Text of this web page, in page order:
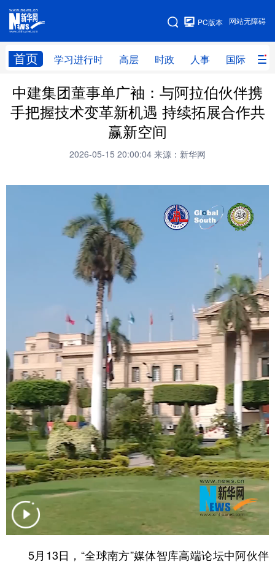
网站无障碍
PC版本
首页 学习进行时 高层 时政 人事 国际 财
网站地图
学习进行时 高层 时政 人事
国际 财经 网评 港澳
书画
视频 图片 政务
中央文件
人居 数字经济
乡村振兴 溯源中国
旅游 能源 会展
彩票 娱乐 时尚 悦读
公益 一带一路 亚太网
文化产业
地方频道
北京 天津 河北 山西
辽宁 江苏
浙江 福建 江西
山东 河南 湖北 湖南
中建集团董事单广袖：与阿拉伯伙伴携
手把握技术变革新机遇 持续拓展合作共
赢新空间
2026-05-15 20:00:04 来源：新华网
5月13日，“全球南方”媒体智库高端论坛中阿伙伴